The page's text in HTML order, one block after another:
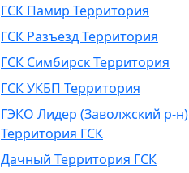
ГСК Памир Территория
ГСК Разъезд Территория
ГСК Симбирск Территория
ГСК УКБП Территория
ГЭКО Лидер (Заволжский р-н)
Территория ГСК
Дачный Территория ГСК